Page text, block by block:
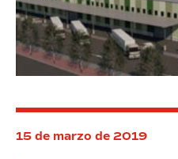
15 de marzo de 2019